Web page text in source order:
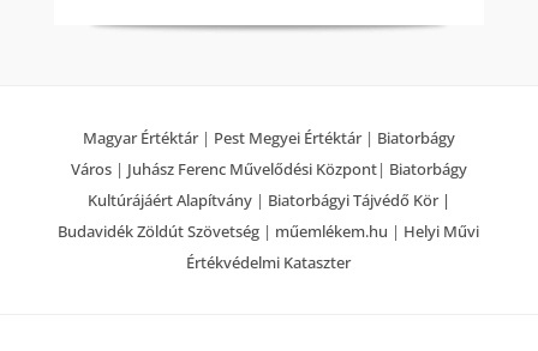
Magyar Értéktár| Pest Megyei Értéktár| Biatorbágy
Város| Juhász Ferenc Művelődési Központ| Biatorbágy
Kultúrájáért Alapítvány| Biatorbágyi Tájvédő Kör |
Budavidék Zöldút Szövetség | műemlékem.hu | Helyi Művi
Értékvédelmi Kataszter